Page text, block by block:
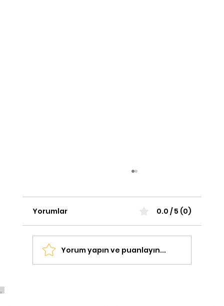
Yorumlar 0.0 / 5 (0)
Yorum yapın ve puanlayın...